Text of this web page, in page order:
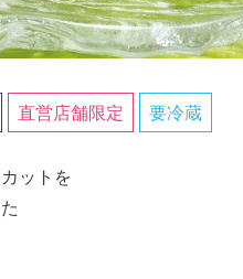
直営店舗限定 要冷蔵
ットを